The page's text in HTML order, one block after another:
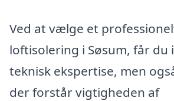
Ved at vælge et
loftisolering i Søsum, får du
teknisk ekspertise, men
der forstår vigtigheden af